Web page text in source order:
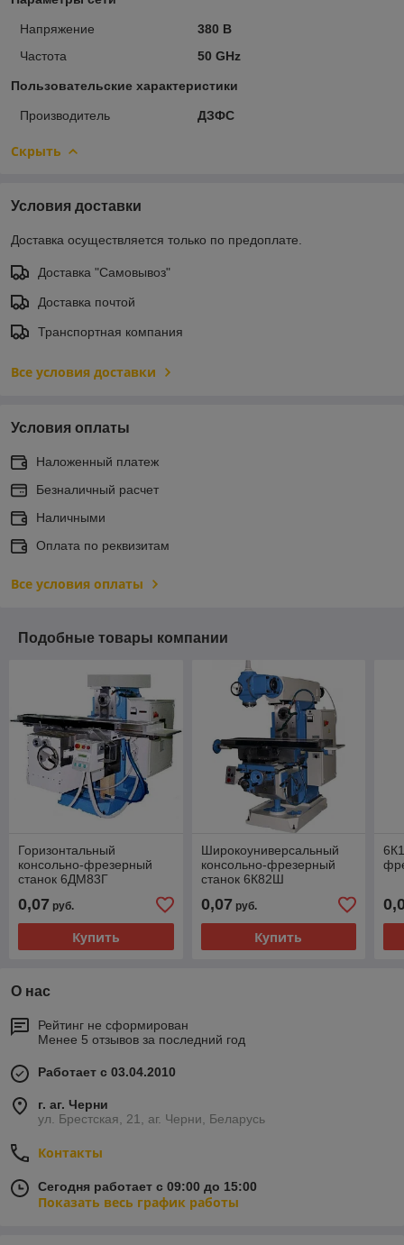
Напряжение
380 В
Частота
50 GHz
Пользовательские характеристики
Производитель ДЗФС
Скрыть
Условия доставки
Доставка осуществляется только по предоплате.
Доставка "Самовывоз"
Доставка почтой
Транспортная компания
Все условия доставки
Условия оплаты
Наложенный платеж
Безналичный расчет
Наличными
Оплата по реквизитам
Все условия оплаты
Подобные товары компании
Горизонтальный
консольно-фрезерный
станок 6ДМ83Г
0,07 руб.
Купить
Широкоуниверсальный
консольно-фрезерный
станок 6К82Ш
0,07 руб.
Купить
О нас
Рейтинг не сформирован
Менее 5 отзывов за последний год
Работает с 03.04.2010
г. аг. Черни
ул. Брестская, 21, аг. Черни, Беларусь
Контакты
Сегодня работает с 09:00 до 15:00
Показать весь график работы